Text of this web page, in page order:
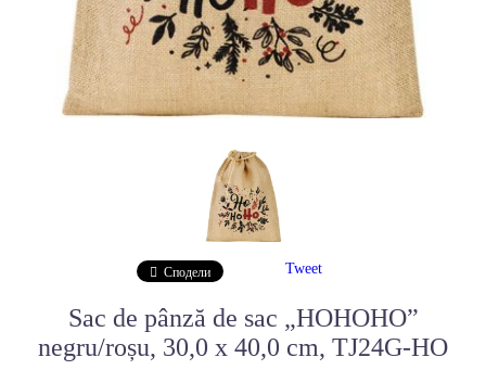
Sac de pânză de sac „HOHOHO”
negru/roșu, 30,0 x 40,0 cm, TJ24G-HO
Сподели Tweet